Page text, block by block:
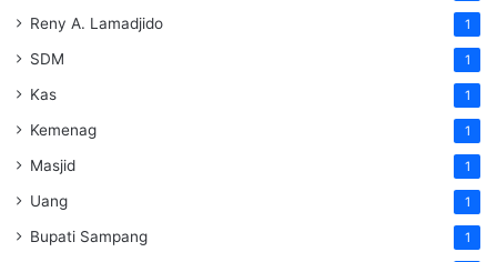
Reny A. Lamadjido 1
SDM 1
Kas 1
Kemenag 1
Masjid 1
Uang 1
Bupati Sampang 1